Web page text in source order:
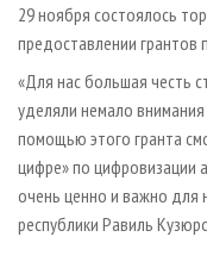
БИОЭНЕРГЕТИКА
ЦБП
ИНСТРУМЕНТ И
RUSSIAN FORESTRY
ГАЗЕТА
БИБЛИОТЕКА
29 ноября состоялось
предоставлении грантов
«Для нас большая честь
уделяли немало
помощью этого гранта
цифре» по цифровизации
очень ценно и важно для
республики Равиль